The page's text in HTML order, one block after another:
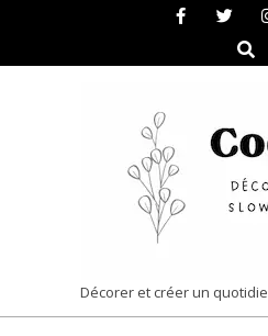
content
COCON
Décorer et créer un